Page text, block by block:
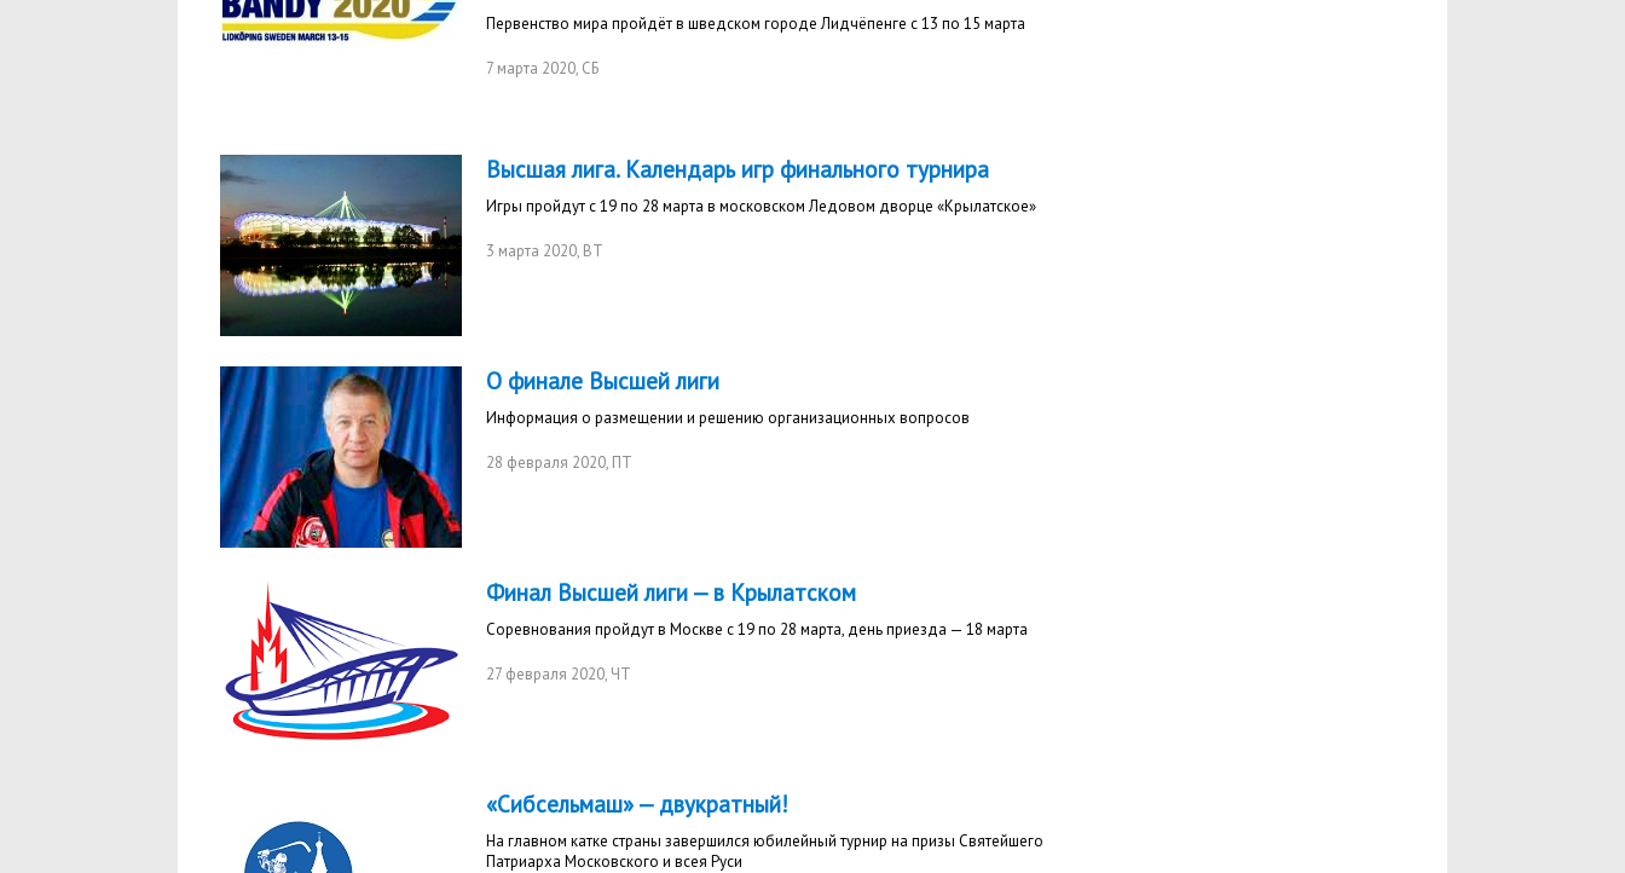
Первенство мира пройдёт в шведском городе Лидчёпенге с 13 по 15 марта
7 марта 2020, СБ
Высшая лига. Календарь игр финального турнира
Игры пройдут с 19 по 28 марта в московском Ледовом дворце «Крылатское»
3 марта 2020, ВТ
О финале Высшей лиги
Информация о размещении и решению организационных вопросов
28 февраля 2020, ПТ
Финал Высшей лиги — в Крылатском
Соревнования пройдут в Москве с 19 по 28 марта, день приезда — 18 марта
27 февраля 2020, ЧТ
«Сибсельмаш» — двукратный!
На главном катке страны завершился юбилейный турнир на призы Святейшего
Патриарха Московского и всея Руси